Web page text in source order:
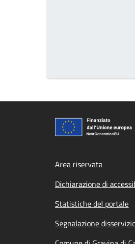
Footer
Area riservata
Dichiarazione di
Statistiche del portale
Segnalazione